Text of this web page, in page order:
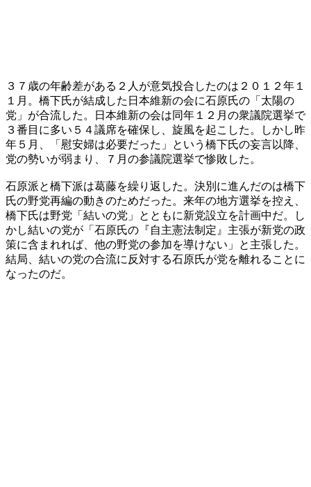
３７歳の年齢差がある２人が意気投合したのは２０１２年１
１月。橋下氏が結成した日本維新の会に石原氏の「太陽の
党」が合流した。日本維新の会は同年１２月の衆議院選挙で
３番目に多い５４議席を確保し、旋風を起こした。しかし昨
年５月、「慰安婦は必要だった」という橋下氏の妄言以降、
党の勢いが弱まり、７月の参議院選挙で惨敗した。
石原派と橋下派は葛藤を繰り返した。決別に進んだのは橋下
氏の野党再編の動きのためだった。来年の地方選挙を控え、
橋下氏は野党「結いの党」とともに新党設立を計画中だ。し
かし結いの党が「石原氏の『自主憲法制定』主張が新党の政
策に含まれれば、他の野党の参加を導けない」と主張した。
結局、結いの党の合流に反対する石原氏が党を離れることに
なったのだ。